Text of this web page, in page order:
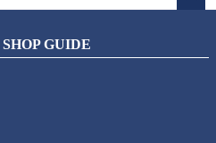
ップ
GUIDE